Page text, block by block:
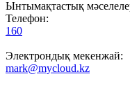
Ынтымақтастық
Телефон:
160
Электрондық мекенжай:
mark@mycloud.kz